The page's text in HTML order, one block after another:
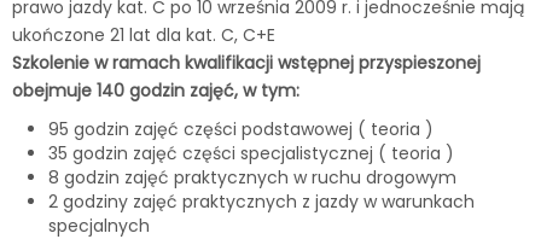
prawo jazdy kat. C po 10 września 2009 r. i jednocześnie mają
ukończone 21 lat dla kat. C, C+E
Szkolenie w ramach kwalifikacji wstępnej przyspieszonej
obejmuje 140 godzin zajęć, w tym:
95 godzin zajęć części podstawowej ( teoria )
35 godzin zajęć części specjalistycznej ( teoria )
8 godzin zajęć praktycznych w ruchu drogowym
2 godziny zajęć praktycznych z jazdy w warunkach
specjalnych